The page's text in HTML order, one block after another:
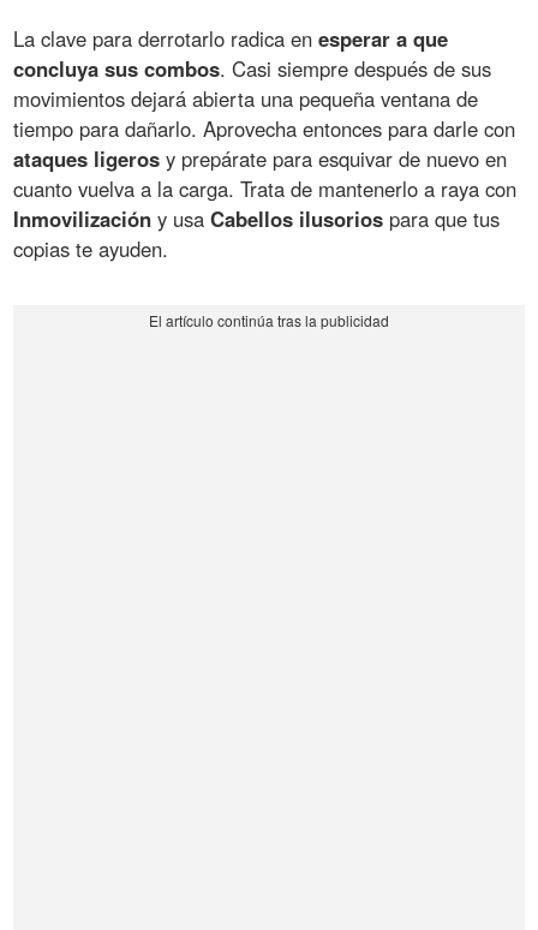
La clave para derrotarlo radica enesperar a que
concluya sus combos. Casi siempre después de sus
movimientos dejará abierta una pequeña ventana de
tiempo para dañarlo. Aprovecha entonces para darle con
ataques ligeros y prepárate para esquivar de nuevo en
cuanto vuelva a la carga. Trata de mantenerlo a raya con
Inmovilización y usaCabellos ilusorios para que tus
copias te ayuden.